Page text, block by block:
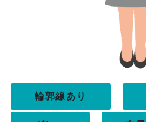
輪郭線あり